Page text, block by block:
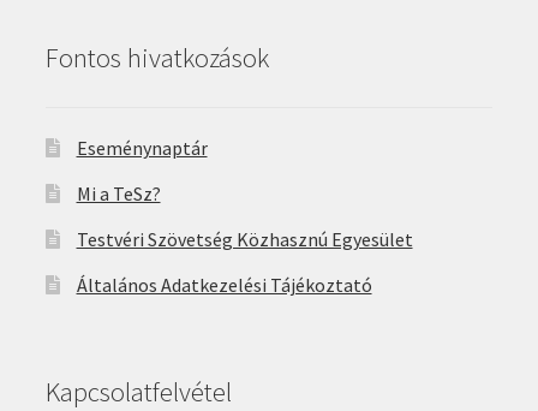
Fontos hivatkozások
Eseménynaptár
Mi a TeSz?
Testvéri Szövetség Közhasznú Egyesület
Általános Adatkezelési Tájékoztató
Kapcsolatfelvétel